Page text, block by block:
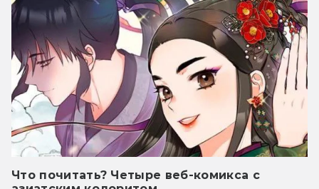
Что почитать? Четыре веб-комикса с